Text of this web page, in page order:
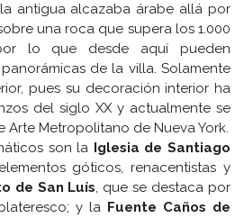
antigua alcazaba árabe allá por
una roca que supera los 1.000
lo que desde aquí pueden
de la villa. Solamente
pues su decoración interior ha
del siglo XX y actualmente se
Arte Metropolitano de Nueva York.
son la Iglesia de Santiago
góticos, renacentistas y
de San Luís, que se destaca por
y la Fuente Caños de